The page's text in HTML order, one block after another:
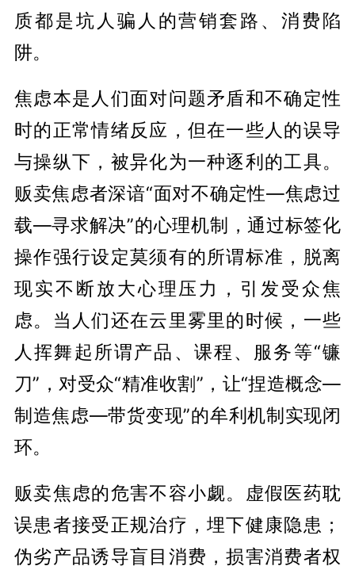
质都是坑人骗人的营销套路、消费陷
阱。
焦虑本是人们面对问题矛盾和不确定性
时的正常情绪反应，但在一些人的误导
与操纵下，被异化为一种逐利的工具。
贩卖焦虑者深谙“面对不确定性—焦虑过
载—寻求解决”的心理机制，通过标签化
操作强行设定莫须有的所谓标准，脱离
现实不断放大心理压力，引发受众焦
虑。当人们还在云里雾里的时候，一些
人挥舞起所谓产品、课程、服务等“镰
刀”，对受众“精准收割”，让“捏造概念—
制造焦虑—带货变现”的牟利机制实现闭
环。
贩卖焦虑的危害不容小觑。虚假医药耽
误患者接受正规治疗，埋下健康隐患；
伪劣产品诱导盲目消费，损害消费者权